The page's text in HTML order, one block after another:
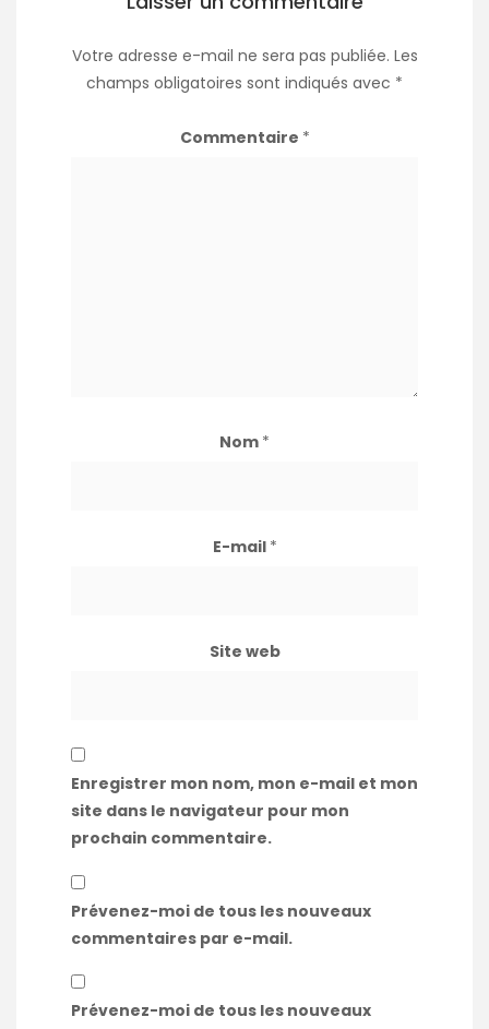
Votre adresse e-mail ne sera pas publiée. Les
champs obligatoires sont indiqués avec *
Commentaire *
Nom *
E-mail *
Site web
Enregistrer mon nom, mon e-mail et mon
site dans le navigateur pour mon
prochain commentaire.
Prévenez-moi de tous les nouveaux
commentaires par e-mail.
Prévenez-moi de tous les nouveaux